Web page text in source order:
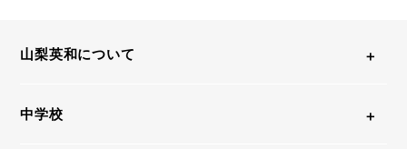
山梨英和について
中学校